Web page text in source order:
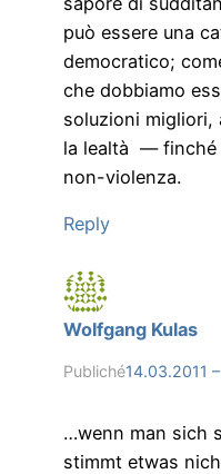
può essere una
democratico;
che dobbiamo
soluzioni migliori,
la lealtà — finché
non-violenza.
Reply
Wolfgang Kulas
Publiché14.03.2011
…wenn man sich
stimmt etwas